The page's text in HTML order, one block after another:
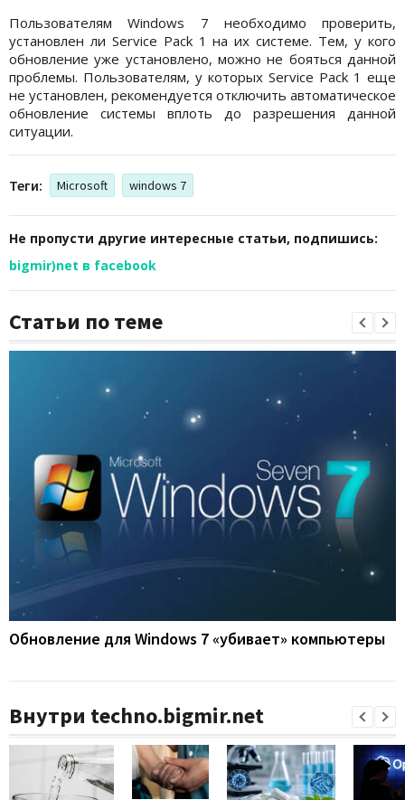
Пользователям Windows 7 необходимо проверить,
установлен ли Service Pack 1 на их системе. Тем, у кого
обновление уже установлено, можно не бояться данной
проблемы. Пользователям, у которых Service Pack 1 еще
не установлен, рекомендуется отключить автоматическое
обновление системы вплоть до разрешения данной
ситуации.
Теги: Microsoft windows 7
Не пропусти другие интересные статьи, подпишись:
bigmir)net в facebook
Статьи по теме
Обновление для Windows 7 «убивает» компьютеры
Внутри techno.bigmir.net